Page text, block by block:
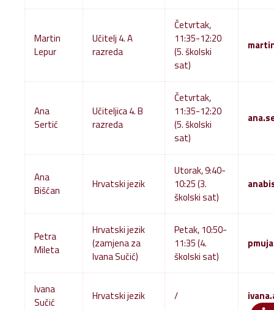
Martin
Lepur
Učitelj 4. A
razreda
Četvrtak,
11:35-12:20
(5. školski
sat)
Ana
Sertić
Učiteljica 4. B
razreda
Četvrtak,
11:35-12:20
(5. školski
sat)
Ana
Bišćan
Hrvatski jezik
Utorak, 9:40-
10:25 (3.
školski sat)
Petra
Mileta
Hrvatski jezik
(zamjena za
Ivana Sučić)
Petak, 10:50-
11:35 (4.
školski sat)
Ivana
Sučić
Hrvatski jezik /